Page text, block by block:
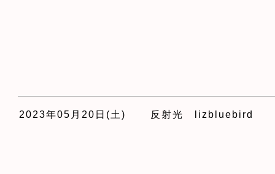
2023年05月20日(土) 反射光 lizbluebird